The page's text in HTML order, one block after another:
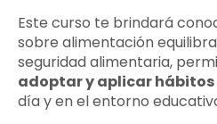
Este curso te brindará
sobre alimentación
seguridad alimentaria,
adoptar y aplicar
día y en el entorno